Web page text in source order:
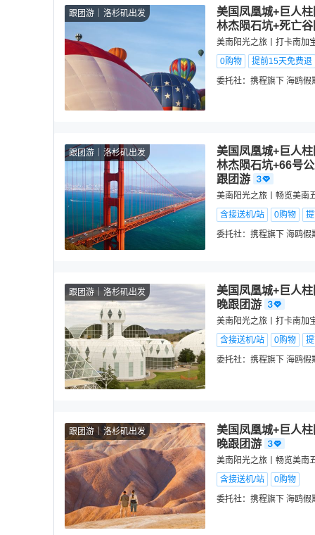
跟团游 洛杉矶出发
美国凤凰城+巨人
林杰陨石坑+死亡
美南阳光之旅丨打卡南加
0购物
提前15天免费退
委托社： 携程旗下 海鸥假
跟团游 洛杉矶出发
美国凤凰城+巨人
林杰陨石坑+66号
跟团游
美南阳光之旅丨畅览美南
含接送机/站
0购物
委托社： 携程旗下 海鸥假
跟团游 洛杉矶出发
美国凤凰城+巨人
晚跟团游
美南阳光之旅丨打卡南加
含接送机/站
0购物
委托社： 携程旗下 海鸥假
跟团游 洛杉矶出发
美国凤凰城+巨人
晚跟团游
美南阳光之旅丨畅览美南
含接送机/站
0购物
委托社： 携程旗下 海鸥假